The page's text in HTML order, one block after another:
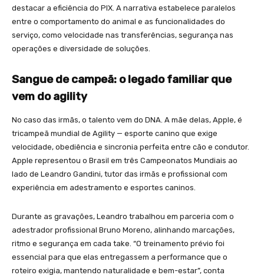
destacar a eficiência do PIX. A narrativa estabelece paralelos
entre o comportamento do animal e as funcionalidades do
serviço, como velocidade nas transferências, segurança nas
operações e diversidade de soluções.
Sangue de campeã: o legado familiar que
vem do agility
No caso das irmãs, o talento vem do DNA. A mãe delas, Apple, é
tricampeã mundial de Agility — esporte canino que exige
velocidade, obediência e sincronia perfeita entre cão e condutor.
Apple representou o Brasil em três Campeonatos Mundiais ao
lado de Leandro Gandini, tutor das irmãs e profissional com
experiência em adestramento e esportes caninos.
Durante as gravações, Leandro trabalhou em parceria com o
adestrador profissional Bruno Moreno, alinhando marcações,
ritmo e segurança em cada take. “O treinamento prévio foi
essencial para que elas entregassem a performance que o
roteiro exigia, mantendo naturalidade e bem-estar”, conta